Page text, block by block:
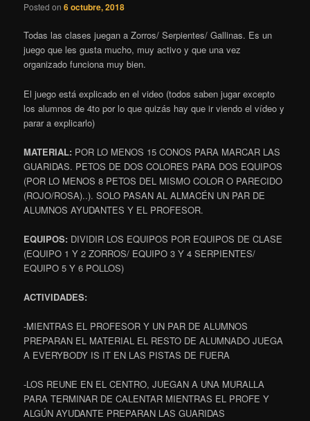
Posted on6 octubre, 2018
Todas las clases juegan a Zorros/ Serpientes/ Gallinas. Es un
juego que les gusta mucho, muy activo y que una vez
organizado funciona muy bien.
El juego está explicado en el video (todos saben jugar excepto
los alumnos de 4to por lo que quizás hay que ir viendo el vídeo y
parar a explicarlo)
MATERIAL: POR LO MENOS 15 CONOS PARA MARCAR LAS
GUARIDAS. PETOS DE DOS COLORES PARA DOS EQUIPOS
(POR LO MENOS 8 PETOS DEL MISMO COLOR O PARECIDO
(ROJO/ROSA)..). SOLO PASAN AL ALMACÉN UN PAR DE
ALUMNOS AYUDANTES Y EL PROFESOR.
EQUIPOS: DIVIDIR LOS EQUIPOS POR EQUIPOS DE CLASE
(EQUIPO 1 Y 2 ZORROS/ EQUIPO 3 Y 4 SERPIENTES/
EQUIPO 5 Y 6 POLLOS)
ACTIVIDADES:
-MIENTRAS EL PROFESOR Y UN PAR DE ALUMNOS
PREPARAN EL MATERIAL EL RESTO DE ALUMNADO JUEGA
A EVERYBODY IS IT EN LAS PISTAS DE FUERA
-LOS REUNE EN EL CENTRO, JUEGAN A UNA MURALLA
PARA TERMINAR DE CALENTAR MIENTRAS EL PROFE Y
ALGÚN AYUDANTE PREPARAN LAS GUARIDAS